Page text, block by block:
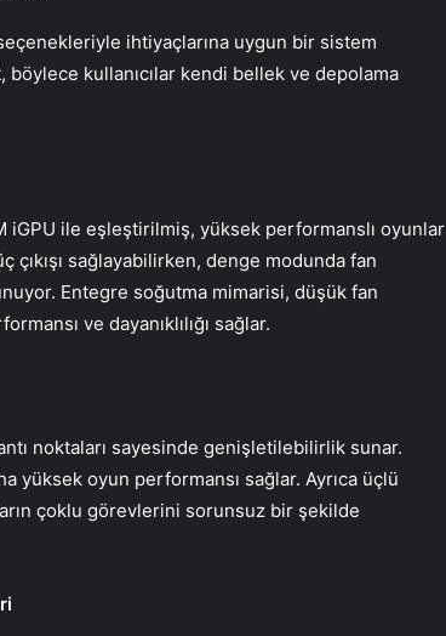
ihtiyaçlarına uygun bir sistem
kullanıcılar kendi bellek ve depolama
iGPU ile eşleştirilmiş, yüksek performanslı oyunlar
sağlayabilirken, denge modunda fan
Entegre soğutma mimarisi, düşük fan
ve dayanıklılığı sağlar.
noktaları sayesinde genişletilebilirlik sunar.
yüksek oyun performansı sağlar. Ayrıca üçlü
çoklu görevlerini sorunsuz bir şekilde